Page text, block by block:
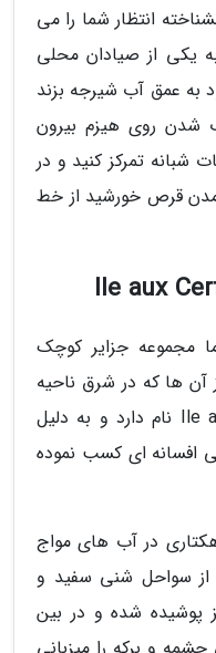
انتظار شما را می
یکی از صیادان محلی
به عمق آب شیرجه بزند
شدن روی هیزم بیرون
شبانه تمرکز کنید و در
آمدن قرص خورشید از خط
مجموعه جزایر کوچک
ها که در شرق ناحیه
فلاک (Flacq) قرار گرفتهIle aux Cerfs نام دارد و به دلیل
افسانه ای کسب نموده
در آب های مواج
از سواحل شنی سفید و
پوشیده شده و در بین